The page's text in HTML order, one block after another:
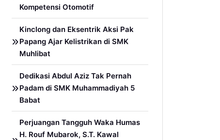
Kompetensi Otomotif
Kinclong dan Eksentrik Aksi Pak
Papang Ajar Kelistrikan di SMK
Muhlibat
Dedikasi Abdul Aziz Tak Pernah
Padam di SMK Muhammadiyah 5
Babat
Perjuangan Tangguh Waka Humas
H. Rouf Mubarok, S.T. Kawal